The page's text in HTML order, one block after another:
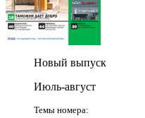
Новый выпуск
Июль-август
Темы номера: